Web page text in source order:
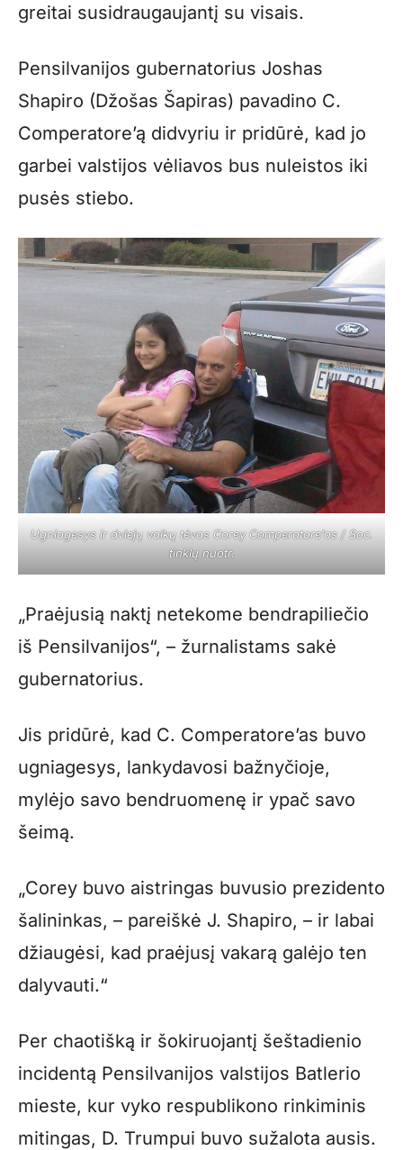
greitai susidraugaujantį su visais.
Pensilvanijos gubernatorius Joshas
Shapiro (Džošas Šapiras) pavadino C.
Comperatore’ą didvyriu ir pridūrė, kad jo
garbei valstijos vėliavos bus nuleistos iki
pusės stiebo.
Ugniagesys ir dviejų vaikų tėvas Corey Comperatore’as / Soc.
tinklų nuotr.
„Praėjusią naktį netekome bendrapiliečio
iš Pensilvanijos“, – žurnalistams sakė
gubernatorius.
Jis pridūrė, kad C. Comperatore’as buvo
ugniagesys, lankydavosi bažnyčioje,
mylėjo savo bendruomenę ir ypač savo
šeimą.
„Corey buvo aistringas buvusio prezidento
šalininkas, – pareiškė J. Shapiro, – ir labai
džiaugėsi, kad praėjusį vakarą galėjo ten
dalyvauti.“
Per chaotišką ir šokiruojantį šeštadienio
incidentą Pensilvanijos valstijos Batlerio
mieste, kur vyko respublikono rinkiminis
mitingas, D. Trumpui buvo sužalota ausis.